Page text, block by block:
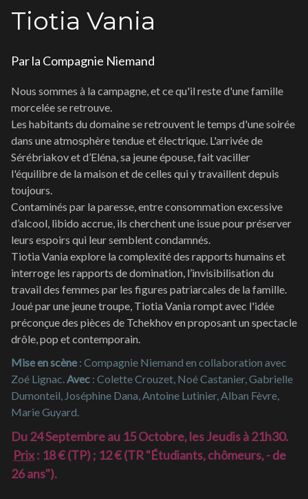
Tiotia Vania
Par la Compagnie Niemand
Nous sommes à la campagne, et ce qu'il reste d'une famille
morcelée se retrouve.
Les habitants du domaine se retrouvent le temps d'une soirée
dans une atmosphère tendue et électrique. L'arrivée de
Sérébriakov et d’Eléna, sa jeune épouse, fait vaciller
l'équilibre de la maison et de celles qui y travaillent depuis
toujours.
Contaminés par la paresse, entre consommation excessive
d’alcool, libido accrue, ils cherchent une issue pour préserver
leurs espoirs qui leur semblent condamnés.
Tiotia Vania explore la complexité des rapports humains et
interroge les rapports de domination, l’invisibilisation du
travail des femmes par les figures patriarcales de la famille.
Joué par une jeune troupe, Tiotia Vania rompt avec l'idée
préconçue des pièces de Tchekhov en proposant un spectacle
drôle, pop et contemporain.
Mise en scène: Compagnie Niemand en collaboration avec
Zoé Lignac.Avec : Colette Crouzet, Noé Castanier, Gabrielle
Dumonteil, Joséphine Dana, Antoine Lutinier, Alban Fèvre,
Marie Guyard.
Du 24 Septembre au 15 Octobre, les Jeudis à 21h30.
Prix: 18 € (TP) ; 12 € (TR "Étudiants, chômeurs, - de
26 ans").